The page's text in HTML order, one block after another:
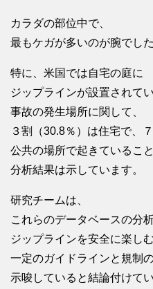
カラダの部位中で、
最もケガが多いのが腕でした
特に、米国では自宅の庭に
ジップラインが設置されて
事故の発生場所に関して、
３割（30.8％）は住宅で、
公共の場所で起きていること
分析結果は示しています。
研究チームは、
これらのデータベースの分析
ジップラインを安全に楽し
一定のガイドラインと規制
示唆していると結論付けてい